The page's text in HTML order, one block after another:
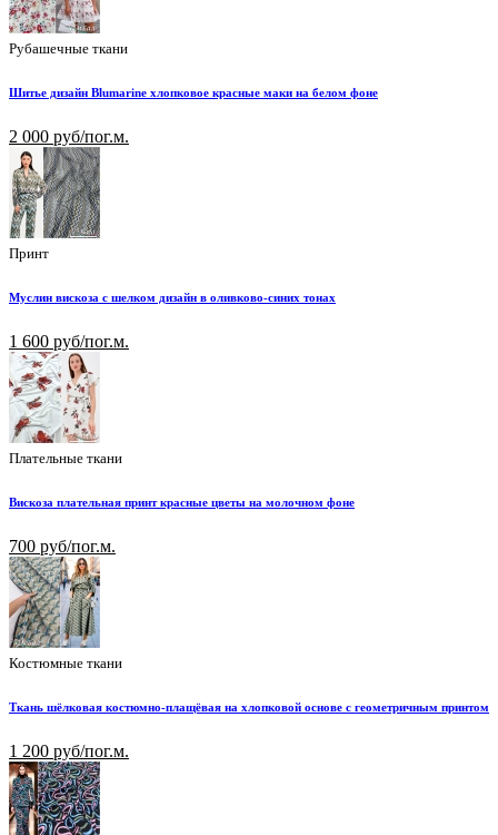
Рубашечные ткани
Шитье дизайн Blumarine хлопковое красные маки на белом фоне
2 000 руб/пог.м.
Принт
Муслин вискоза с шелком дизайн в оливково-синих тонах
1 600 руб/пог.м.
Плательные ткани
Вискоза плательная принт красные цветы на молочном фоне
700 руб/пог.м.
Костюмные ткани
Ткань шёлковая костюмно-плащёвая на хлопковой основе с геометричным принтом
1 200 руб/пог.м.